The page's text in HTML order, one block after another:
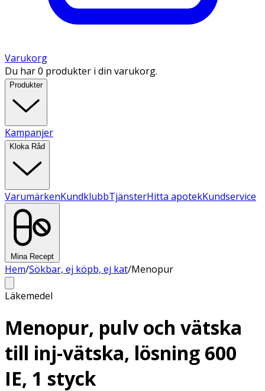
Varukorg
Du har 0 produkter i din varukorg.
Produkter
Kampanjer
Kloka Råd
VarumärkenKundklubbTjänsterHitta apotekKundservice
Mina Recept
Hem/Sökbar, ej köpb, ej kat/Menopur
Läkemedel
Menopur, pulv och vätska
till inj-vätska, lösning 600
IE, 1 styck